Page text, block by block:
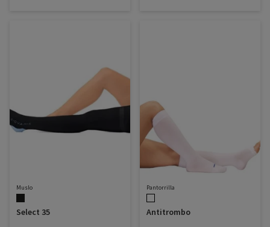
Muslo
Select 35
Pantorrilla
Antitrombo